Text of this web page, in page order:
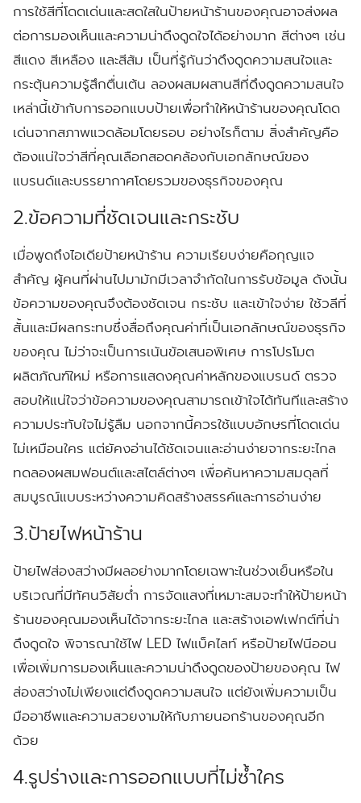
การใช้สีที่โดดเด่นและสดใสในป้ายหน้าร้านของคุณอาจส่งผล
ต่อการมองเห็นและความน่าดึงดูดใจได้อย่างมาก สีต่างๆ เช่น
สีแดง สีเหลือง และสีส้ม เป็นที่รู้กันว่าดึงดูดความสนใจและ
กระตุ้นความรู้สึกตื่นเต้น ลองผสมผสานสีที่ดึงดูดความสนใจ
เหล่านี้เข้ากับการออกแบบป้ายเพื่อทำให้หน้าร้านของคุณโดด
เด่นจากสภาพแวดล้อมโดยรอบ อย่างไรก็ตาม สิ่งสำคัญคือ
ต้องแน่ใจว่าสีที่คุณเลือกสอดคล้องกับเอกลักษณ์ของ
แบรนด์และบรรยากาศโดยรวมของธุรกิจของคุณ
2.ข้อความที่ชัดเจนและกระชับ
เมื่อพูดถึงไอเดียป้ายหน้าร้าน ความเรียบง่ายคือกุญแจ
สำคัญ ผู้คนที่ผ่านไปมามักมีเวลาจำกัดในการรับข้อมูล ดังนั้น
ข้อความของคุณจึงต้องชัดเจน กระชับ และเข้าใจง่าย ใช้วลีที่
สั้นและมีผลกระทบซึ่งสื่อถึงคุณค่าที่เป็นเอกลักษณ์ของธุรกิจ
ของคุณ ไม่ว่าจะเป็นการเน้นข้อเสนอพิเศษ การโปรโมต
ผลิตภัณฑ์ใหม่ หรือการแสดงคุณค่าหลักของแบรนด์ ตรวจ
สอบให้แน่ใจว่าข้อความของคุณสามารถเข้าใจได้ทันทีและสร้าง
ความประทับใจไม่รู้ลืม นอกจากนี้ควรใช้แบบอักษรที่โดดเด่น
ไม่เหมือนใคร แต่ยัคงอ่านได้ชัดเจนและอ่านง่ายจากระยะไกล
ทดลองผสมฟอนต์และสไตล์ต่างๆ เพื่อค้นหาความสมดุลที่
สมบูรณ์แบบระหว่างความคิดสร้างสรรค์และการอ่านง่าย
3.ป้ายไฟหน้าร้าน
ป้ายไฟส่องสว่างมีผลอย่างมากโดยเฉพาะในช่วงเย็นหรือใน
บริเวณที่มีทัศนวิสัยต่ำ การจัดแสงที่เหมาะสมจะทำให้ป้ายหน้า
ร้านของคุณมองเห็นได้จากระยะไกล และสร้างเอฟเฟกต์ที่น่า
ดึงดูดใจ พิจารณาใช้ไฟ LED ไฟแบ็คไลท์ หรือป้ายไฟนีออน
เพื่อเพิ่มการมองเห็นและความน่าดึงดูดของป้ายของคุณ ไฟ
ส่องสว่างไม่เพียงแต่ดึงดูดความสนใจ แต่ยังเพิ่มความเป็น
มืออาชีพและความสวยงามให้กับภายนอกร้านของคุณอีก
ด้วย
4.รูปร่างและการออกแบบที่ไม่ซ้ำใคร